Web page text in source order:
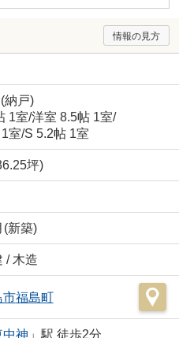
情報の見方
納戸)
1室/洋室 8.5帖 1室/
室/S 5.2帖 1室
坪)
(新築)
/ 木造
市福島町
中神 」駅 徒歩2分